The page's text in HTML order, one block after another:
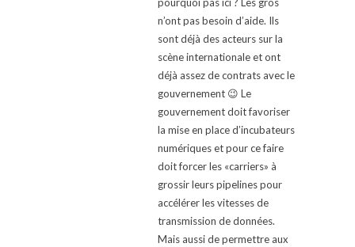
pourquoi pas ici ? Les gros
n’ont pas besoin d’aide. Ils
sont déjà des acteurs sur la
scène internationale et ont
déjà assez de contrats avec le
gouvernement 😉 Le
gouvernement doit favoriser
la mise en place d’incubateurs
numériques et pour ce faire
doit forcer les «carriers» à
grossir leurs pipelines pour
accélérer les vitesses de
transmission de données.
Mais aussi de permettre aux